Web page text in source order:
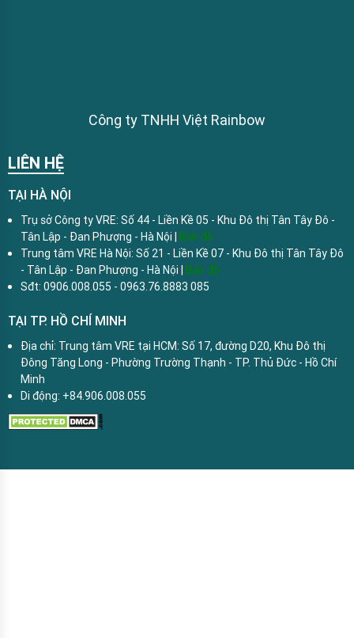
Công ty TNHH Việt Rainbow
LIÊN HỆ
TẠI HÀ NỘI
Trụ sở Công ty VRE: Số 44 - Liền Kề 05 - Khu Đô thị Tân Tây Đô -
Tân Lập - Đan Phượng - Hà Nội | Bản đồ
Trung tâm VRE Hà Nội: Số 21 - Liền Kề 07 - Khu Đô thị Tân Tây Đô
- Tân Lập - Đan Phượng - Hà Nội | Bản đồ
Sđt: 0906.008.055 - 0963.76.8883 085
TẠI TP. HỒ CHÍ MINH
Địa chỉ: Trung tâm VRE tại HCM: Số 17, đường D20, Khu Đô thị
Đông Tăng Long - Phường Trường Thạnh - TP. Thủ Đức - Hồ Chí
Minh
Di động: +84.906.008.055